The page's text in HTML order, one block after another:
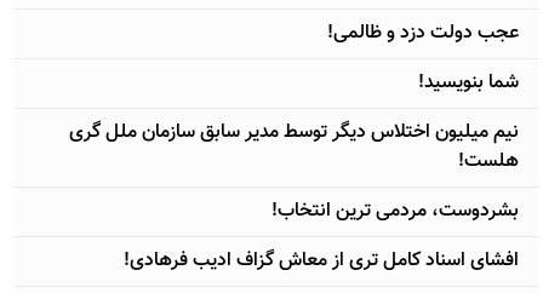
عجب دولت دزد و ظالمی!
شما بنويسيد!
نيم ميليون اختلاس ديگر توسط مدير سابق سازمان ملل گری
هلست!
بشردوست، مردمی ترين انتخاب!
افشای اسناد کامل تری از معاش گزاف اديب فرهادی!